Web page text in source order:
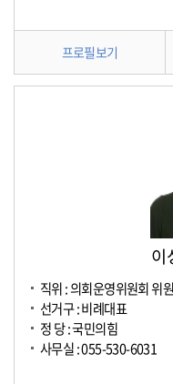
프로필보기
이
직위 : 의회운영위원회 위
선거구 : 비례대표
정 당 : 국민의힘
사무실 : 055-530-6031